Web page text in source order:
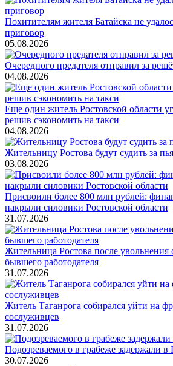
Похитителям жителя Батайска не
приговор
05.08.2026
Очередного предателя отправил за
04.08.2026
Еще один житель Ростовской области
решив сэкономить на такси
04.08.2026
Жительницу Ростова будут судить за
03.08.2026
Присвоили более 800 млн рублей:
накрыли силовики Ростовской области
31.07.2026
Жительница Ростова после увольнения
бывшего работодателя
31.07.2026
Житель Таганрога собирался уйти на
сослуживцев
31.07.2026
Подозреваемого в грабеже задержали в
30.07.2026